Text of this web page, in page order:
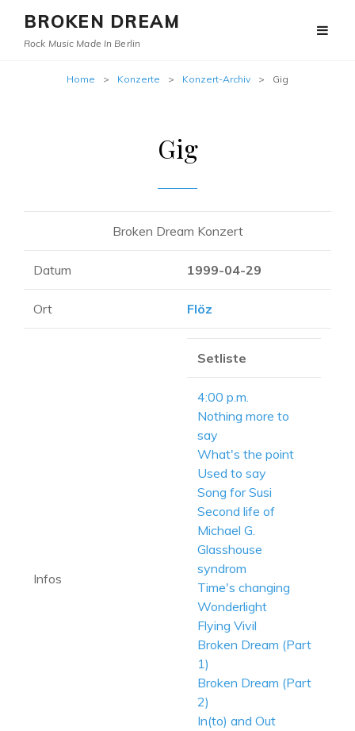
BROKEN DREAM
Rock Music Made In Berlin
Home > Konzerte > Konzert-Archiv > Gig
Gig
Broken Dream Konzert
Datum 1999-04-29
Ort Flöz
Infos
Setliste
4:00 p.m.
Nothing more to
say
What's the point
Used to say
Song for Susi
Second life of
Michael G.
Glasshouse
syndrom
Time's changing
Wonderlight
Flying Vivil
Broken Dream (Part
1)
Broken Dream (Part
2)
In(to) and Out